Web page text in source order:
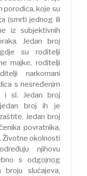
porodica, koje su
(smrti jednog ili
iz subjektivnih
Jedan broj
su roditelji
majke, roditelji
narkomani
s nesređenim
i sl. Jedan broj
broj ih je
Jedan broj
povratnika,
Životne okolnosti
njihovu
s odgojnog
slučajeva,